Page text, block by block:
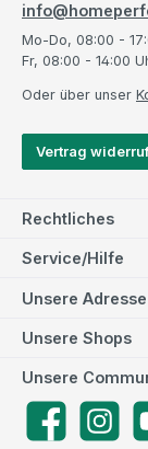
Mo-Do, 08:00 -
Fr, 08:00 - 14:00
Oder über unser
Vertrag
Rechtliches
Service/Hilfe
Unsere Adresse
Unsere
FacebookInstagram
Unsere Shops